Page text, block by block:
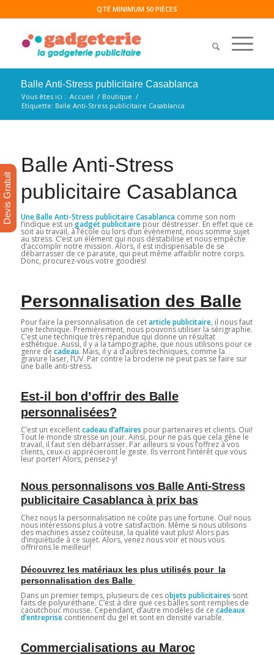
QTÉ MINIMUM 50 PIÈCES
Balle Anti-Stress publicitaire Casablanca
Vous êtes ici : Accueil / Boutique /
Etiquette: Balle Anti-Stress publicitaire Casablanca
Balle Anti-Stress
publicitaire Casablanca
Une Balle Anti-Stress publicitaire Casablanca comme son nom
l’indique est un gadget publicitairepour déstresser. En effet que ce
soit au travail, à l’école ou lors d’un évènement, nous somme sujet
au stress. C’est un élément qui nous déstabilise et nous empêche
d’accomplir notre mission. Alors, il est indispensable de se
débarrasser de ce parasite, qui peut même affaiblir notre corps.
Donc, procurez-vous votre goodies!
Personnalisation des Balle
Pour faire la personnalisation de cetarticle publicitaire, il nous faut
une technique. Premièrement, nous pouvons utiliser la sérigraphie.
C’est une technique très répandue qui donne un résultat
esthétique. Aussi, il y a la tampographe, que nous utilisons pour ce
genre de cadeau. Mais, il y a d’autres techniques, comme la
gravure laser, l’UV. Par contre la broderie ne peut pas se faire sur
une balle anti-stress.
Est-il bon d’offrir des Balle
personnalisées?
C’est un excellentcadeau d’affaires pour partenaires et clients. Oui!
Tout le monde stresse un jour. Ainsi, pour ne pas que cela gêne le
travail, il faut s’en débarrasser. Par ailleurs si vous l’offrez à vos
clients, ceux-ci apprécieront le geste. Ils verront l’intérêt que vous
leur porter! Alors, pensez-y!
Nous personnalisons vos Balle Anti-Stress
publicitaire Casablanca à prix bas
Chez nous la personnalisation ne coûte pas une fortune. Oui! nous
nous intéressons plus à votre satisfaction. Même si nous utilisons
des machines assez coûteuse, la qualité vaut plus! Alors pas
d’inquiétude à ce sujet. Alors, venez nous voir et nous vous
offrirons le meilleur!
Découvrez les matériaux les plus utilisés pour la
personnalisation des Balle
Dans un premier temps, plusieurs de ces objets publicitaires sont
faits de polyuréthane. C’est à dire que ces balles sont remplies de
caoutchouc mousse. Cependant, d’autre modèles de ce cadeaux
d’entreprisecontiennent du gel et sont en densité variable.
Commercialisations au Maroc
Devis Gratuit